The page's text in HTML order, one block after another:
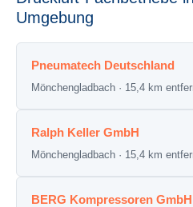
Umgebung
Pneumatech Deutschland
Mönchengladbach · 15,4 km
Ralph Keller GmbH
Mönchengladbach · 15,4 km
BERG Kompressoren GmbH